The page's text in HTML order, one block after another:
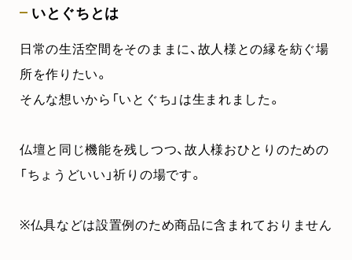
いとぐちとは
日常の生活空間をそのままに、故人様との縁を紡ぐ場
所を作りたい。
そんな想いから「いとぐち」は生まれました。
仏壇と同じ機能を残しつつ、故人様おひとりのための
「ちょうどいい」祈りの場です。
※仏具などは設置例のため商品に含まれておりません